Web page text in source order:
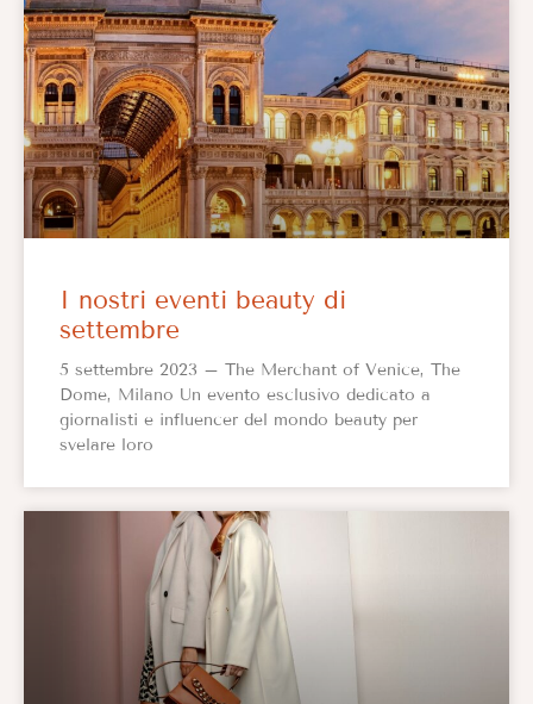
I nostri eventi beauty di
settembre
5 settembre 2023 – The Merchant of Venice, The
Dome, Milano Un evento esclusivo dedicato a
giornalisti e influencer del mondo beauty per
svelare loro